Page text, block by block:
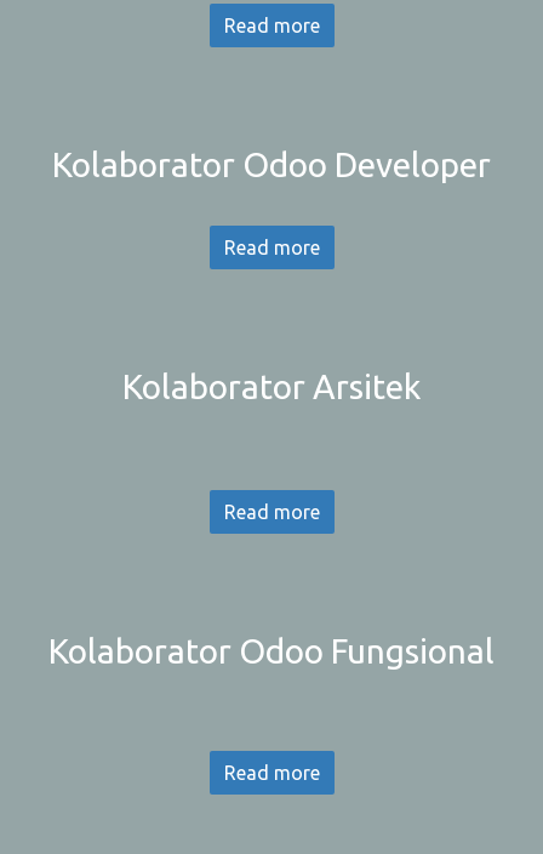
Read more
Kolaborator Odoo Developer
Read more
Kolaborator Arsitek
Read more
Kolaborator Odoo Fungsional
Read more